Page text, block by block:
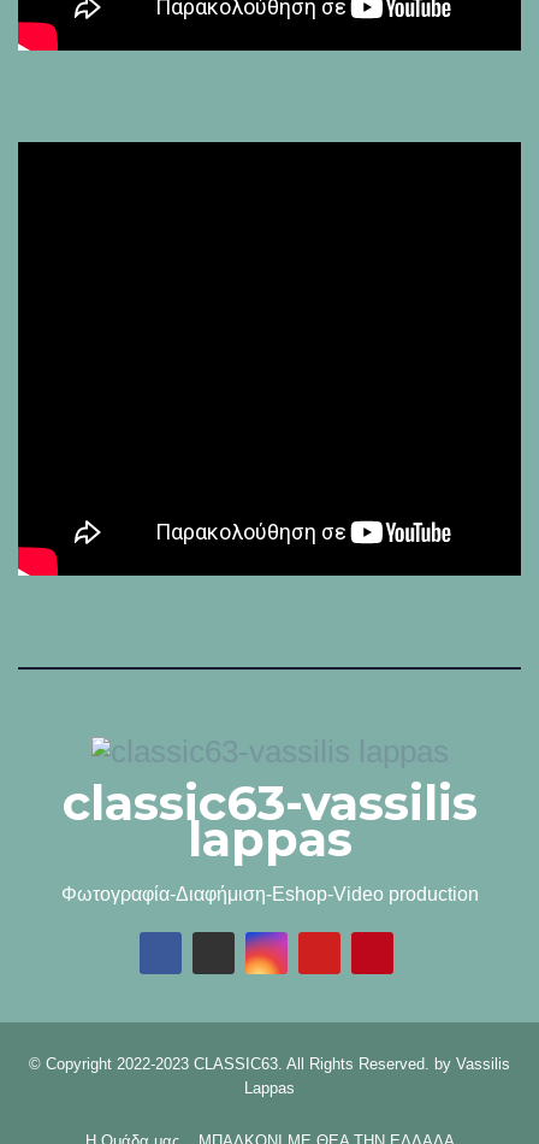
classic63-vassilis
lappas
Φωτογραφία-Διαφήμιση-Eshop-Video production
© Copyright 2022-2023 CLASSIC63. All Rights Reserved. by Vassilis
Lappas